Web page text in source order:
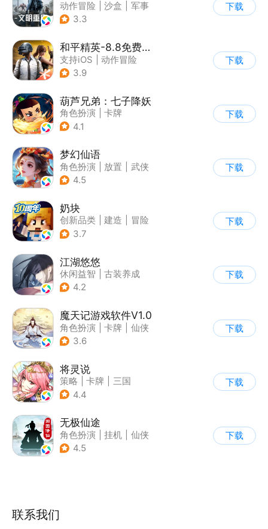
动作冒险 沙盒
军事
| 开放世界
3.3
下载
和平精英-8.8免费领20连抽
支持iOS
动作冒险
| PvP
3.9
下载
葫芦兄弟：七子降妖
角色扮演
卡牌
| 动漫改编
4.1
下载
梦幻仙语
角色扮演 放置
武侠
| 封神榜
4.5
下载
奶块
创新品类 建造
冒险
| 开放世界
3.7
下载
江湖悠悠
休闲益智
古装养成
| 田园生活
4.2
下载
魔天记游戏软件V1.0
角色扮演 卡牌
仙侠
| 小说改编IP
3.6
下载
将灵说
策略 卡牌
三国
| 中国风
4.4
下载
无极仙途
角色扮演 挂机
仙侠
| 文字游戏
4.5
下载
联系我们